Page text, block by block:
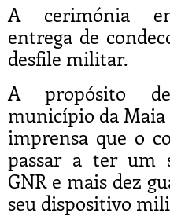
A cerimónia
entrega de
desfile militar.
A propósito
município da Maia
imprensa que o
passar a ter um
GNR e mais dez
seu dispositivo